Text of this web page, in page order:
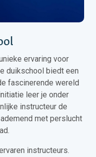
ervaring voor
duikschool biedt een
fascinerende wereld
leer je onder
instructeur de
met perslucht
instructeurs.